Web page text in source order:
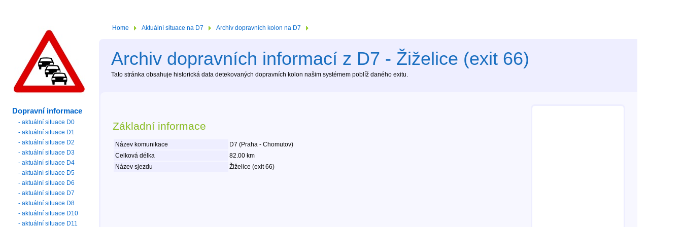
Home Aktuální situace na D7 Archiv dopravních kolon na D7
Archiv dopravních informací z D7 - Žiželice (exit 66)
Tato stránka obsahuje historická data detekovaných dopravních kolon našim systémem poblíž daného exitu.
Základní informace
Název komunikace
D7 (Praha - Chomutov)
Celková délka
82.00 km
Název sjezdu
Žiželice (exit 66)
Dopravní informace
- aktuální situace D0
- aktuální situace D1
- aktuální situace D2
- aktuální situace D3
- aktuální situace D4
- aktuální situace D5
- aktuální situace D6
- aktuální situace D7
- aktuální situace D8
- aktuální situace D10
- aktuální situace D11